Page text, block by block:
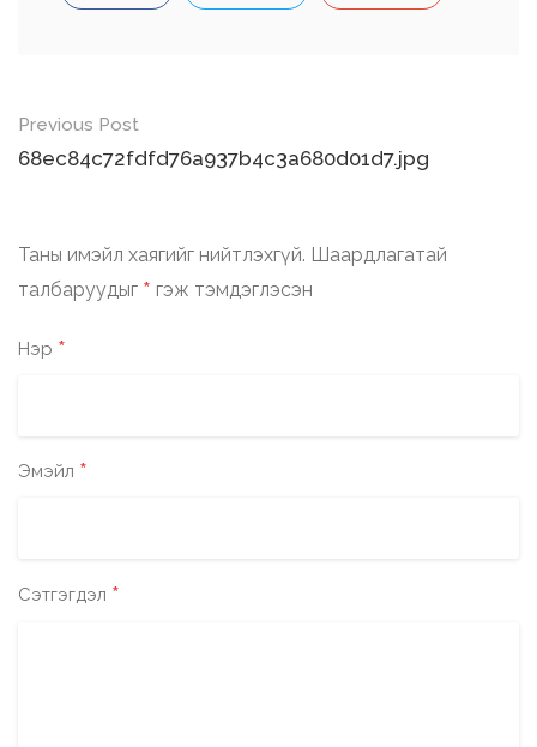
Post
navigation
Previous Post
68ec84c72fdfd76a937b4c3a680d01d7.jpg
Таны имэйл хаягийг нийтлэхгүй. Шаардлагатай
талбаруудыг * гэж тэмдэглэсэн
Нэр *
Эмэйл *
Сэтгэгдэл *